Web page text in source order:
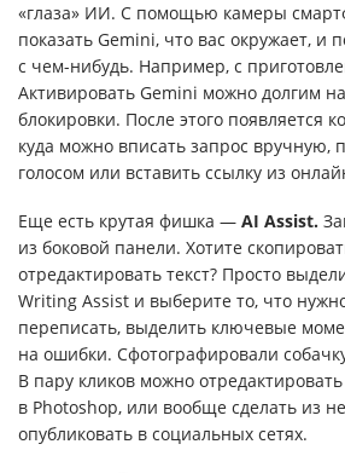
«глаза» ИИ. С помощью камеры
показать Gemini, что вас окружает, и
с чем-нибудь. Например, с
Активировать Gemini можно долгим
блокировки. После этого появляется
куда можно вписать запрос вручную,
голосом или вставить ссылку из
Еще есть крутая фишка — AI Assist.
из боковой панели. Хотите
отредактировать текст? Просто
Writing Assist и выберите то, что
переписать, выделить ключевые
на ошибки. Сфотографировали
В пару кликов можно
в Photoshop, или вообще сделать из
опубликовать в социальных сетях.